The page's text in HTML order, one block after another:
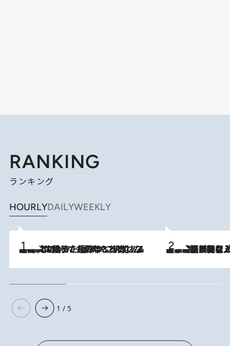
RANKING
ランキング
HOURLYDAILYWEEKLY
2026.8.5
【阿川佐和子さんの年とる力】なぜ70代で始めた趣味は“こんなに楽しい”のか？ ピアノ、俳句…スランプに陥っても続けられる“ある秘訣”とは 2026.8.5
【なぜ吉沢亮は「気配を消せる」のか？】興行収入208億の『国宝』を経て挑むミュージカル『ディア・エヴァン・ハンセン』。トップ俳優が舞台上でさらけ出した“孤独”とは
1 / 5